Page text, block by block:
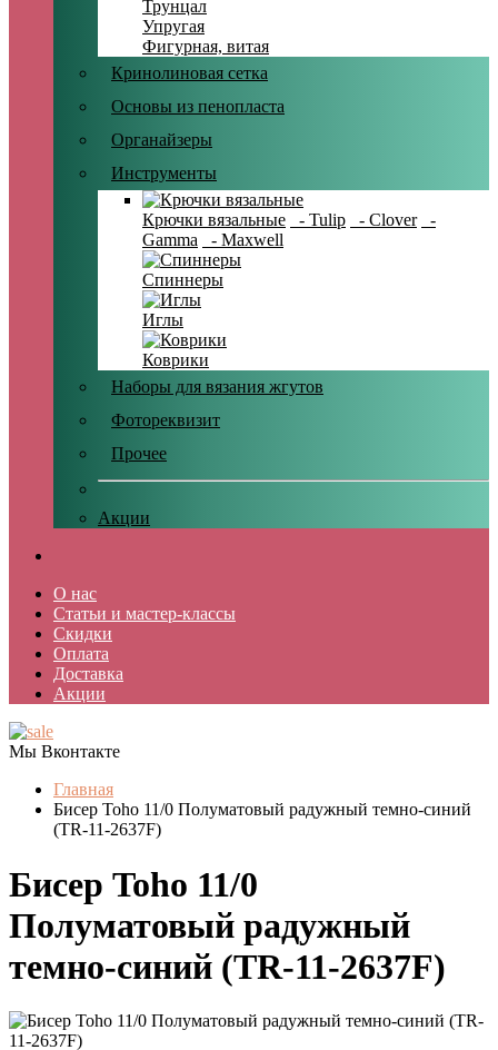
Трунцал
Упругая
Фигурная, витая
Кринолиновая сетка
Основы из пенопласта
Органайзеры
Инструменты
Крючки вязальные - Tulip - Clover
-
Gamma
- Maxwell
Спиннеры
Иглы
Коврики
Наборы для вязания жгутов
Фотореквизит
Прочее
Акции
О нас
Статьи и мастер-классы
Скидки
Оплата
Доставка
Акции
Мы Вконтакте
Главная
Бисер Toho 11/0 Полуматовый радужный темно-синий
(TR-11-2637F)
Бисер Toho 11/0
Полуматовый радужный
темно-синий (TR-11-2637F)